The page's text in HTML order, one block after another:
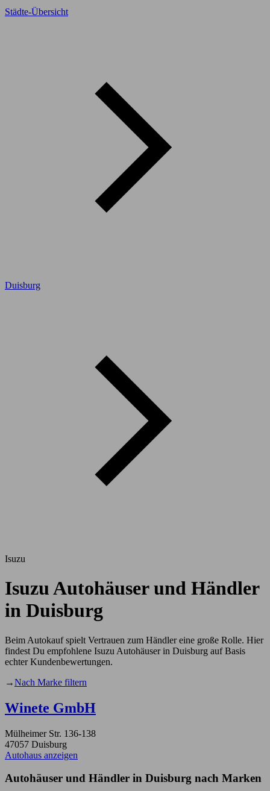
Städte-Übersicht
Duisburg
Isuzu
Isuzu Autohäuser und Händler
in Duisburg
Beim Autokauf spielt Vertrauen zum Händler eine große Rolle. Hier
findest Du empfohlene Isuzu Autohäuser in Duisburg auf Basis
echter Kundenbewertungen.
→Nach Marke filtern
Winete GmbH
Mülheimer Str. 136-138
47057 Duisburg
Autohaus anzeigen
Autohäuser und Händler in Duisburg nach Marken